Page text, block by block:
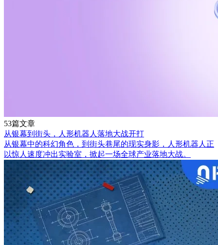
53篇文章
从银幕到街头，人形机器人落地大战开打
从银幕中的科幻角色，到街头巷尾的现实身影，人形机器人正
以惊人速度冲出实验室，掀起一场全球产业落地大战。